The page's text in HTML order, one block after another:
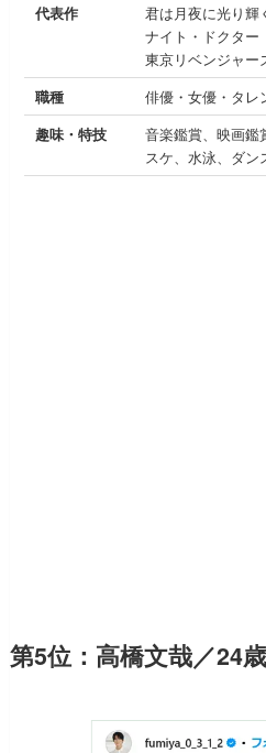
代表作
君は月夜に光り輝
ナイト・ドクター
東京リベンジャー
職種
俳優・女優・タレ
趣味・特技
音楽鑑賞、映画鑑
スケ、水泳、ダン
第5位：高橋文哉／24歳